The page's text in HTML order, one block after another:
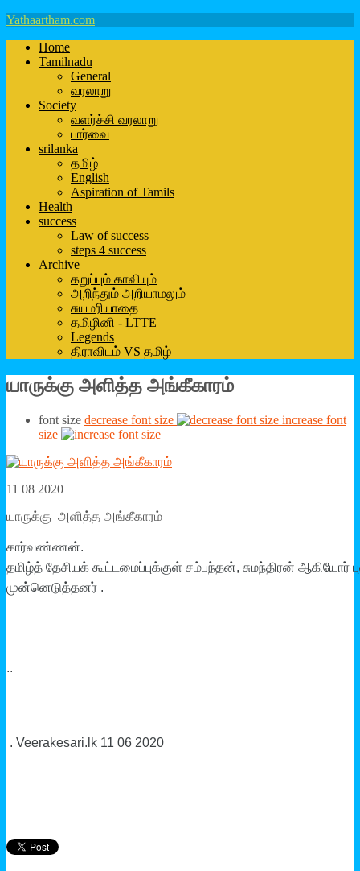
Yathaartham.com
Home
Tamilnadu
General
வரலாறு
Society
வளர்ச்சி வரலாறு
பார்வை
srilanka
தமிழ்
English
Aspiration of Tamils
Health
success
Law of success
steps 4 success
Archive
கறுப்பும் காவியும்
அறிந்தும் அறியாமலும்
சுயமரியாதை
தமிழினி - LTTE
Legends
திராவிடம் VS தமிழ்
யாருக்கு அளித்த அங்கீகாரம்
font size decrease font size
increase font
size
11 08 2020
யாருக்கு அளித்த அங்கீகாரம்
கார்வண்ணன்.
தமிழ்த் தேசியக் கூட்டமைப்புக்குள் சம்பந்தன், சுமந்திரன் ஆகியோர்
முன்னெடுத்தனர் .
..
. Veerakesari.lk 11 06 2020